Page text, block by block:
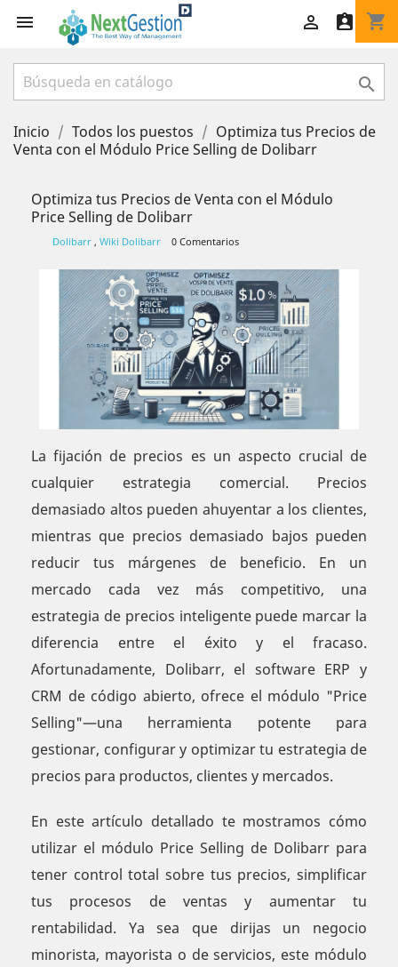
 shopping_cart
 

Inicio Todos los puestos
Optimiza tus Precios de
Venta con el Módulo Price Selling de Dolibarr
Optimiza tus Precios de Venta con el Módulo
Price Selling de Dolibarr
Dolibarr , Wiki Dolibarr 0 Comentarios
La fijación de precios es un aspecto crucial de
cualquier estrategia comercial. Precios
demasiado altos pueden ahuyentar a los clientes,
mientras que precios demasiado bajos pueden
reducir tus márgenes de beneficio. En un
mercado cada vez más competitivo, una
estrategia de precios inteligente puede marcar la
diferencia entre el éxito y el fracaso.
Afortunadamente, Dolibarr, el software ERP y
CRM de código abierto, ofrece el módulo "Price
Selling"—una herramienta potente para
gestionar, configurar y optimizar tu estrategia de
precios para productos, clientes y mercados.
En este artículo detallado te mostramos cómo
utilizar el módulo Price Selling de Dolibarr para
tener control total sobre tus precios, simplificar
tus procesos de ventas y aumentar tu
rentabilidad. Ya sea que dirijas un negocio
minorista, mayorista o de servicios, este módulo